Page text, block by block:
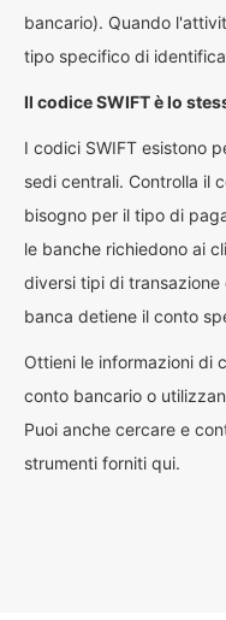
bancario). Quando
tipo specifico di
Il codice SWIFT è lo
I codici SWIFT esistono
sedi centrali. Controlla il
bisogno per il tipo di
le banche richiedono ai
diversi tipi di transazione
banca detiene il conto
Ottieni le informazioni di
conto bancario o
Puoi anche cercare e
strumenti forniti qui.